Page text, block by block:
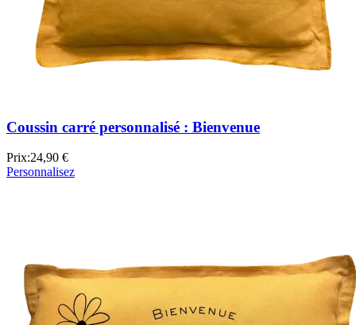
Coussin carré personnalisé : Bienvenue
Prix:24,90 €
Personnalisez